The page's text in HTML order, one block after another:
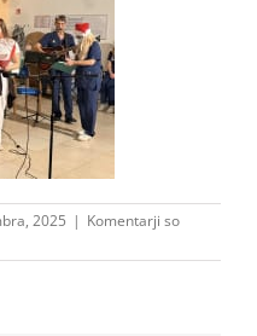
2025 | Komentarji so